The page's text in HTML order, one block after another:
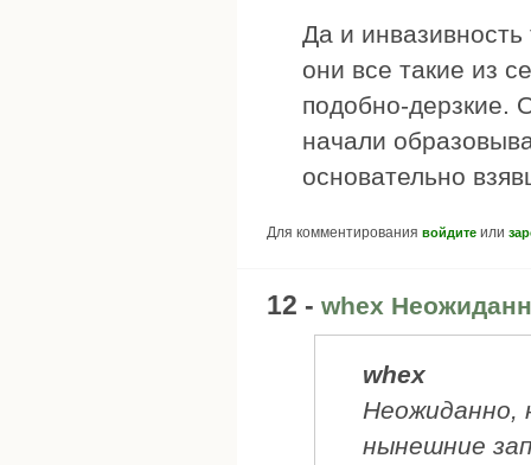
Да и
они все такие из
подобно-дерзкие.
начали
основательно
Для комментирования войдите или
12 - whex
whex
Неожиданно,
нынешние